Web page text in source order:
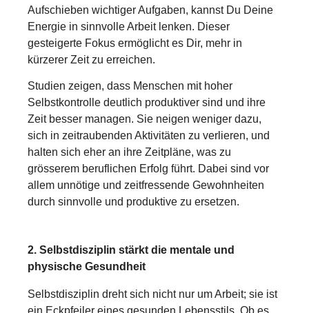
Aufschieben wichtiger Aufgaben, kannst Du Deine
Energie in sinnvolle Arbeit lenken. Dieser
gesteigerte Fokus ermöglicht es Dir, mehr in
kürzerer Zeit zu erreichen.
Studien zeigen, dass Menschen mit hoher
Selbstkontrolle deutlich produktiver sind und ihre
Zeit besser managen. Sie neigen weniger dazu,
sich in zeitraubenden Aktivitäten zu verlieren, und
halten sich eher an ihre Zeitpläne, was zu
grösserem beruflichen Erfolg führt. Dabei sind vor
allem unnötige und zeitfressende Gewohnheiten
durch sinnvolle und produktive zu ersetzen.
2. Selbstdisziplin stärkt die mentale und
physische Gesundheit
Selbstdisziplin dreht sich nicht nur um Arbeit; sie ist